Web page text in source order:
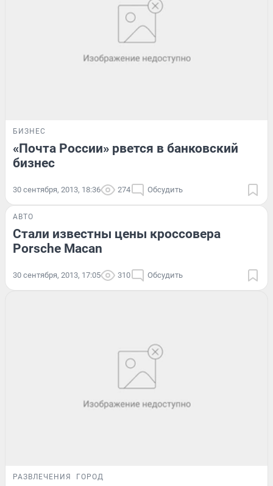
БИЗНЕС
«Почта России» рвется в банковский
бизнес
30 сентября, 2013, 18:36 274 Обсудить
АВТО
Стали известны цены кроссовера
Porsche Macan
30 сентября, 2013, 17:05 310 Обсудить
РАЗВЛЕЧЕНИЯ ГОРОД